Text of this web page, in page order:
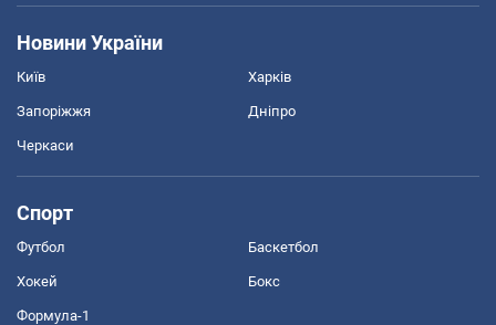
Новини України
Київ Харків
Запоріжжя Дніпро
Черкаси
Спорт
Футбол Баскетбол
Хокей Бокс
Формула-1